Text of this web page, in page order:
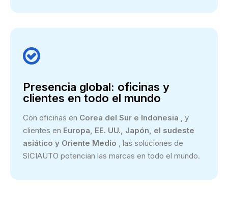

Presencia global: oficinas y
clientes en todo el mundo
Con oficinas en Corea del Sur e Indonesia
, y
clientes en Europa, EE. UU., Japón, el sudeste
asiático y Oriente Medio
, las soluciones de
SICIAUTO potencian las marcas en todo el mundo.